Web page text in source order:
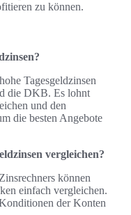
zu können.
Tagesgeldzinsen
die DKB. Es lohnt
und den
die besten Angebote
vergleichen?
können
einfach vergleichen.
der Konten